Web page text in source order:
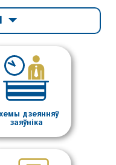
дзеянняў
заяўніка